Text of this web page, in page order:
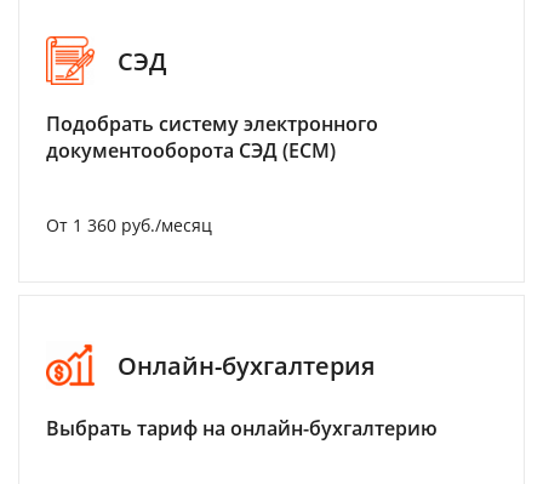
СЭД
Подобрать систему электронного
документооборота СЭД (ECM)
От 1 360 руб./месяц
Онлайн-бухгалтерия
Выбрать тариф на онлайн-бухгалтерию